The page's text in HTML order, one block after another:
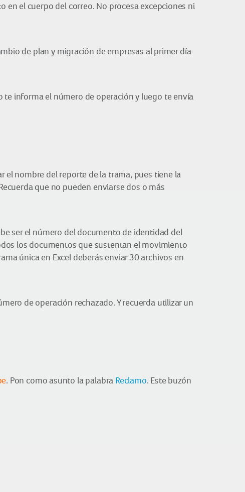
en el cuerpo del correo. No procesa excepciones ni
de plan y migración de empresas al primer día
informa el número de operación y luego te envía
el nombre del reporte de la trama, pues tiene la
que no pueden enviarse dos o más
ser el número del documento de identidad del
los documentos que sustentan el movimiento
única en Excel deberás enviar 30 archivos en
de operación rechazado. Y recuerda utilizar un
. Pon como asunto la palabra Reclamo. Este buzón